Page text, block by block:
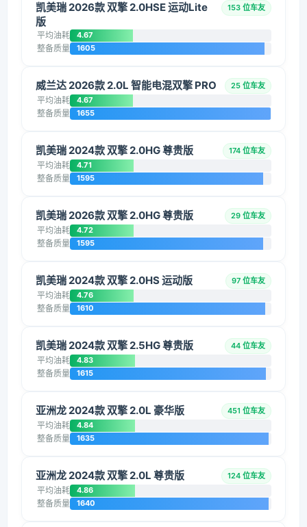
凯美瑞 2026款 双擎 2.0HSE 运动Lite
版
153 位车友
平均油耗 4.67
整备质量 1605
威兰达 2026款 2.0L 智能电混双擎 PRO 25 位车友
平均油耗 4.67
整备质量 1655
凯美瑞 2024款 双擎 2.0HG 尊贵版 174 位车友
平均油耗 4.71
整备质量 1595
凯美瑞 2026款 双擎 2.0HG 尊贵版 29 位车友
平均油耗 4.72
整备质量 1595
凯美瑞 2024款 双擎 2.0HS 运动版 97 位车友
平均油耗 4.76
整备质量 1610
凯美瑞 2024款 双擎 2.5HG 尊贵版 44 位车友
平均油耗 4.83
整备质量 1615
亚洲龙 2024款 双擎 2.0L 豪华版 451 位车友
平均油耗 4.84
整备质量 1635
亚洲龙 2024款 双擎 2.0L 尊贵版 124 位车友
平均油耗 4.86
整备质量 1640